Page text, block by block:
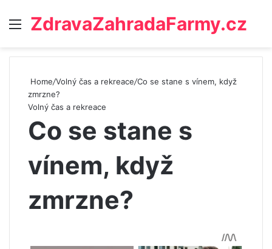
Menu
ZdravaZahradaFarmy.cz
Home/Volný čas a rekreace/Co se stane s vínem, když
zmrzne?
Volný čas a rekreace
Co se stane s
vínem, když
zmrzne?